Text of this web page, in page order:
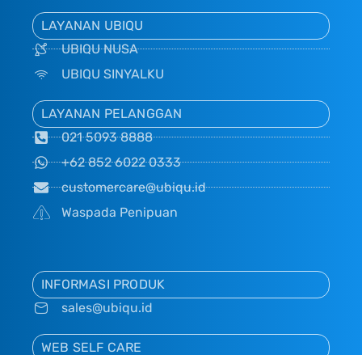
LAYANAN UBIQU
UBIQU NUSA
UBIQU SINYALKU
LAYANAN PELANGGAN
021 5093 8888
+62 852 6022 0333
customercare@ubiqu.id
Waspada Penipuan
INFORMASI PRODUK
sales@ubiqu.id
WEB SELF CARE